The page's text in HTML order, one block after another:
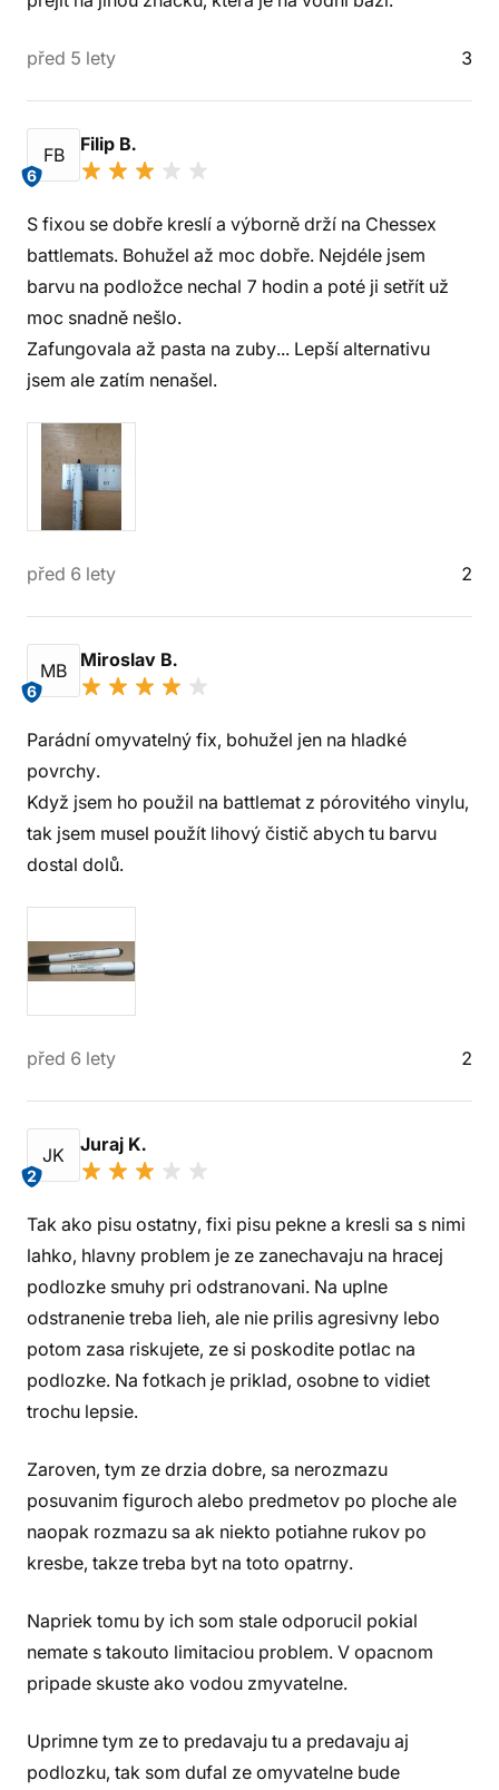
před 5 lety 3
FB
6
Filip B.
S fixou se dobře kreslí a výborně drží na Chessex
battlemats. Bohužel až moc dobře. Nejdéle jsem
barvu na podložce nechal 7 hodin a poté ji setřít už
moc snadně nešlo.
Zafungovala až pasta na zuby... Lepší alternativu
jsem ale zatím nenašel.
před 6 lety 2
MB
6
Miroslav B.
Parádní omyvatelný fix, bohužel jen na hladké
povrchy.
Když jsem ho použil na battlemat z pórovitého vinylu,
tak jsem musel použít lihový čistič abych tu barvu
dostal dolů.
před 6 lety 2
JK
2
Juraj K.
Tak ako pisu ostatny, fixi pisu pekne a kresli sa s nimi
lahko, hlavny problem je ze zanechavaju na hracej
podlozke smuhy pri odstranovani. Na uplne
odstranenie treba lieh, ale nie prilis agresivny lebo
potom zasa riskujete, ze si poskodite potlac na
podlozke. Na fotkach je priklad, osobne to vidiet
trochu lepsie.
Zaroven, tym ze drzia dobre, sa nerozmazu
posuvanim figuroch alebo predmetov po ploche ale
naopak rozmazu sa ak niekto potiahne rukov po
kresbe, takze treba byt na toto opatrny.
Napriek tomu by ich som stale odporucil pokial
nemate s takouto limitaciou problem. V opacnom
pripade skuste ako vodou zmyvatelne.
Uprimne tym ze to predavaju tu a predavaju aj
podlozku, tak som dufal ze omyvatelne bude